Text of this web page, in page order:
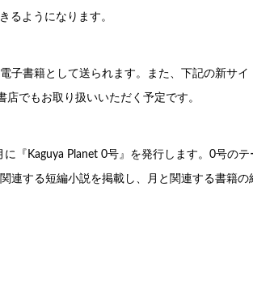
るようになります。
子書籍として送られます。また、下記の新サイ
でもお取り扱いいただく予定です。
『Kaguya Planet 0号』を発行します。0号のテ
連する短編小説を掲載し、月と関連する書籍の